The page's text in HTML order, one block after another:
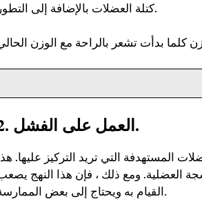
كتلة العضلات بالإضافة إلى التطور.
2. العمل على الفشل.
المستهدفة التي تريد التركيز عليها. هذا
العضلية. ومع ذلك ، فإن هذا النهج
القيام به ويحتاج إلى بعض الممارسة.